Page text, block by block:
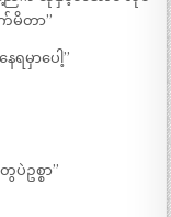
မိတာ”
မှာပေါ့”
ဥစ္စာ”